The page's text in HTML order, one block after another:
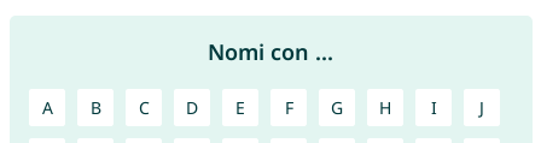
Nomi con ...
A B C D E F G H I J